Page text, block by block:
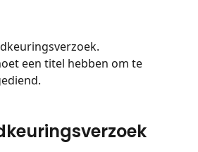
een titel hebben om te